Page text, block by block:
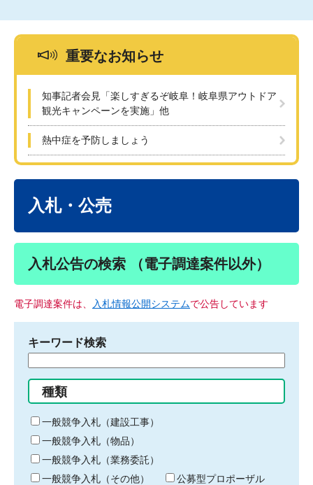
重要なお知らせ
知事記者会見「楽しすぎるぞ岐阜！岐阜県アウトドア
観光キャンペーンを実施」他
熱中症を予防しましょう
入札・公売
入札公告の検索 （電子調達案件以外）
電子調達案件は、 入札情報公開システムで公告しています
キーワード検索
る
キ
ー
ワ
ー
ド
種類
一般競争入札（建設工事）
一般競争入札（物品）
一般競争入札（業務委託）
一般競争入札（その他）
公募型プロポーザル